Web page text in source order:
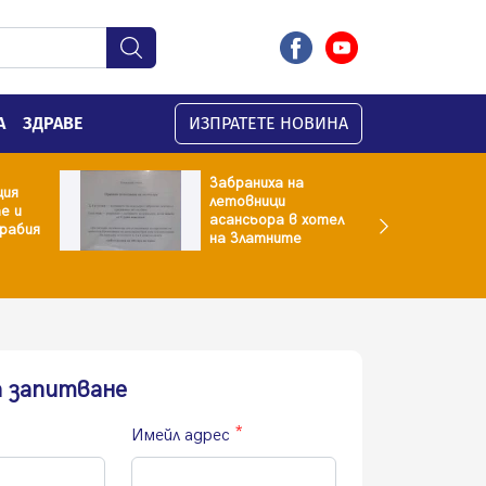
ЗДРАВЕ ИЗПРАТЕТЕ НОВИНА
и
Забраниха на
летовници
асансьора в хотел
на Златните
Имейл адрес